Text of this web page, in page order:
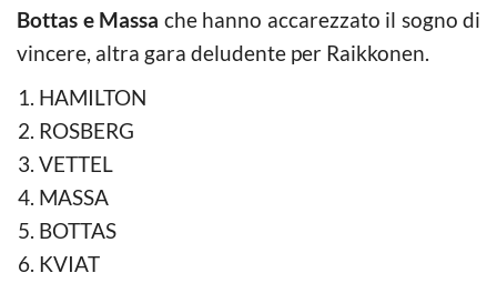
Bottas e Massa che hanno accarezzato il sogno di
vincere, altra gara deludente per Raikkonen.
HAMILTON
ROSBERG
VETTEL
MASSA
BOTTAS
KVIAT